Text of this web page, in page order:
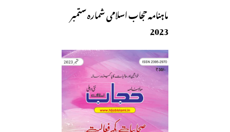
ماہنامہ حجاب اسلامی شمارہ ستمبر
2023